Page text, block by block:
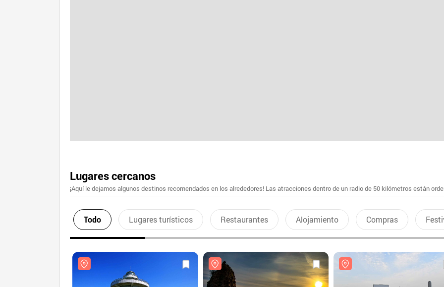
Lugares cercanos
¡Aquí le dejamos algunos destinos recomendados en los alrededores! Las atracciones dentro de un radio de 50 kilómetros están
Todo Lugares turísticos Restaurantes Alojamiento Compras